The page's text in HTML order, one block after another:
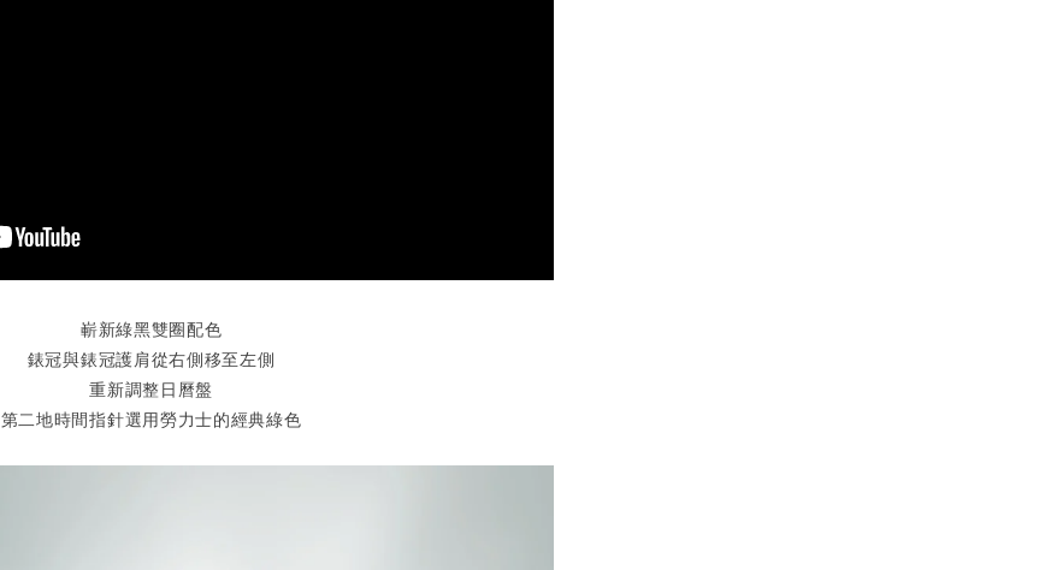
嶄新綠黑雙圈配色
錶冠與錶冠護肩從右側移至左側
重新調整日曆盤
第二地時間指針選用勞力士的經典綠色